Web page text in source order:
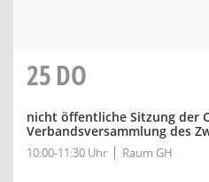
25DO
nicht öffentliche Sitzung der
Verbandsversammlung des
10:00-11:30 Uhr Raum GH